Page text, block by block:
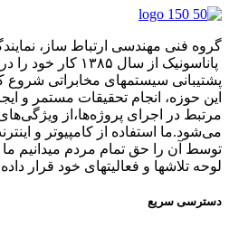
گروه فنی مهندسی ارتباط ساز،
پاناسونیک از سال
پشتیبانی سیستمهای مخابراتی
این حوزه، انجام تحقیقات مستمر و
مرتبط در اجرای پروژه‌ها،از
می‌شود.ما استفاده از کامپیوتر و
توسط آن را حق تمام مردم میدانیم
لوحه تلاشها و فعالیتهای خود قرار داده
دسترسی سریع